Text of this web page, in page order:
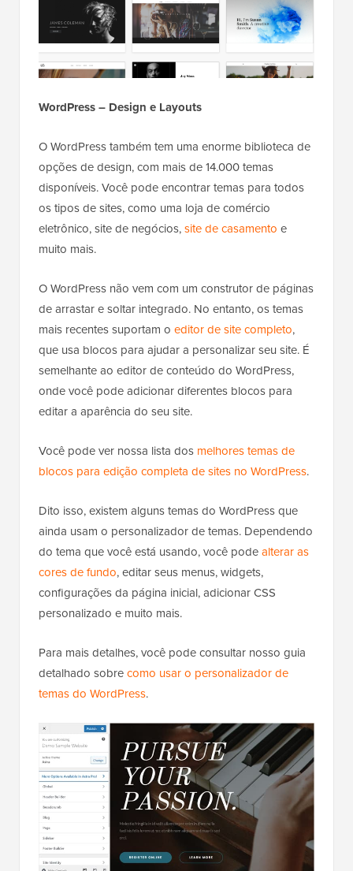
WordPress – Design e Layouts
O WordPress também tem uma enorme biblioteca de
opções de design, com mais de 14.000 temas
disponíveis. Você pode encontrar temas para todos
os tipos de sites, como uma loja de comércio
eletrônico, site de negócios,site de casamento e
muito mais.
O WordPress não vem com um construtor de páginas
de arrastar e soltar integrado. No entanto, os temas
mais recentes suportam o editor de site completo,
que usa blocos para ajudar a personalizar seu site. É
semelhante ao editor de conteúdo do WordPress,
onde você pode adicionar diferentes blocos para
editar a aparência do seu site.
Você pode ver nossa lista dos melhores temas de
blocos para edição completa de sites no WordPress.
Dito isso, existem alguns temas do WordPress que
ainda usam o personalizador de temas. Dependendo
do tema que você está usando, você podealterar as
cores de fundo, editar seus menus, widgets,
configurações da página inicial, adicionar CSS
personalizado e muito mais.
Para mais detalhes, você pode consultar nosso guia
detalhado sobrecomo usar o personalizador de
temas do WordPress.